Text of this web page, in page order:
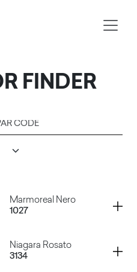
FINDER
code
Marmoreal Nero
1027
Container
Niagara Rosato
3134
Container